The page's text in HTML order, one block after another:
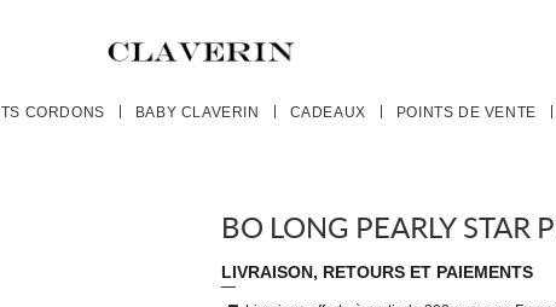
CORDONS BABY CLAVERIN CADEAUX POINTS DE VENTE
BO LONG PEARLY STAR
LIVRAISON, RETOURS ET PAIEMENTS